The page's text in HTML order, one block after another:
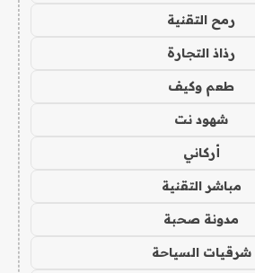
رمح التقنية
رذاذ التجارة
طعم وكيف
شهود نت
أركاني
مباشر التقنية
مدونة صحبة
شرقيات السياحة